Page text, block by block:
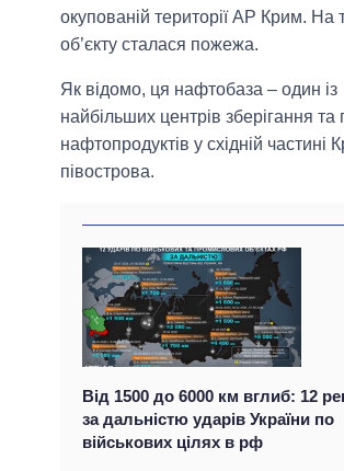
окупованій території АР Крим. На
об’єкту сталася пожежа.
Як відомо, ця нафтобаза – один із
найбільших центрів зберігання та
нафтопродуктів у східній частині
півострова.
Від 1500 до 6000 км вглиб: 12
за дальністю ударів України по
військових цілях в рф